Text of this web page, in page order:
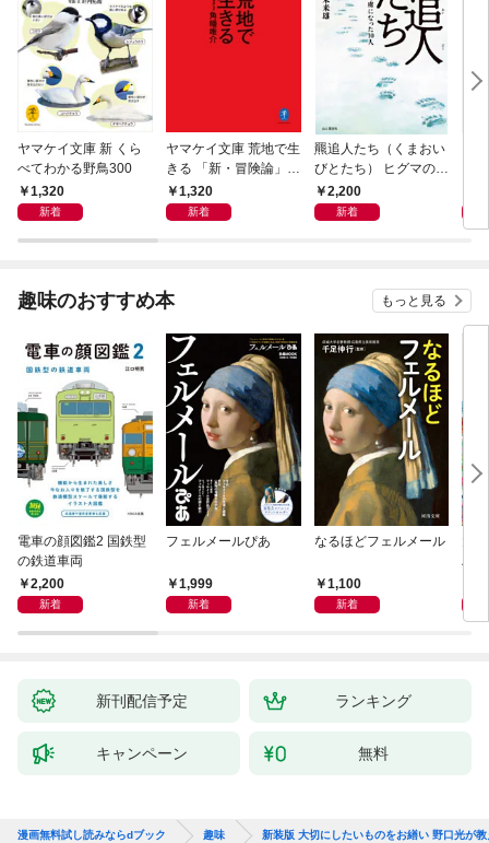
ヤマケイ文庫 新 くら
べてわかる野鳥300
1,320
新着
ヤマケイ文庫 荒地で生
きる 「新・冒険論」改
訂1,320
新着
羆追人たち（くまおい
びとたち） ヒグマの虜
になった10人
2,200
新着
趣味のおすすめ本 もっと見る
電車の顔図鑑2 国鉄型
の鉄道車両
2,200
新着
フェルメールぴあ
1,999
新着
なるほどフェルメール
1,100
新着
ハ
新刊配信予定 ランキング
キャンペーン 無料
漫画無料試し読みならdブック 趣味 新装版 大切にしたいものをお繕い 野口光が